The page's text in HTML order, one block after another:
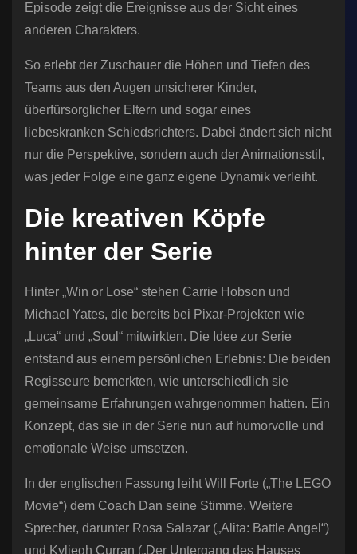
Episode zeigt die Ereignisse aus der Sicht eines
anderen Charakters.
So erlebt der Zuschauer die Höhen und Tiefen des
Teams aus den Augen unsicherer Kinder,
überfürsorglicher Eltern und sogar eines
liebeskranken Schiedsrichters. Dabei ändert sich nicht
nur die Perspektive, sondern auch der Animationsstil,
was jeder Folge eine ganz eigene Dynamik verleiht.
Die kreativen Köpfe
hinter der Serie
Hinter „Win or Lose“ stehen Carrie Hobson und
Michael Yates, die bereits bei Pixar-Projekten wie
„Luca“ und „Soul“ mitwirkten. Die Idee zur Serie
entstand aus einem persönlichen Erlebnis: Die beiden
Regisseure bemerkten, wie unterschiedlich sie
gemeinsame Erfahrungen wahrgenommen hatten. Ein
Konzept, das sie in der Serie nun auf humorvolle und
emotionale Weise umsetzen.
In der englischen Fassung leiht Will Forte („The LEGO
Movie“) dem Coach Dan seine Stimme. Weitere
Sprecher, darunter Rosa Salazar („Alita: Battle Angel“)
und Kyliegh Curran („Der Untergang des Hauses